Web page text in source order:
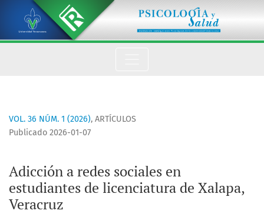
Adicción a redes sociales en estudiantes de licenciatura de
VOL. 36 NÚM. 1 (2026), ARTÍCULOS
Adicción a redes sociales en
estudiantes de licenciatura de Xalapa,
Veracruz
Publicado 2026-01-07